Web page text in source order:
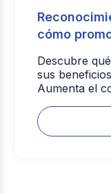
cómo
Descubre
sus
Aumenta el